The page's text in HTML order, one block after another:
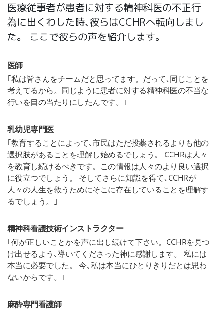
医療従事者が患者に対する精神科医の不正行
為に出くわした時､彼らはCCHRへ転向しまし
た。 ここで彼らの声を紹介します。
医師
｢私は皆さんをチームだと思ってます。だって､同じことを
考えてるから。同じように患者に対する精神科医の不当な
行いを目の当たりにしたんです。｣
乳幼児専門医
｢教育することによって､市民はただ投薬されるよりも他の
選択肢があることを理解し始めるでしょう。 CCHRは人々
を教育し続けるべきです。この情報は人々のより良い選択
に役立つでしょう。 そしてさらに知識を得て､CCHRが
人々の人生を救うためにそこに存在していることを理解す
るでしょう。｣
精神科看護技術インストラクター
｢何が正しいことかを声に出し続けて下さい。CCHRを見つ
け出せるよう､導いてくださった神に感謝します。 私には
本当に必要でした。 今､私は本当にひとりきりだとは思わ
ないからです。｣
麻酔専門看護師